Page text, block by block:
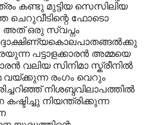
കണ്ടു മുട്ടിയ സെസിലിയ
ചെറുവീടിന്റെ ഫോടൊ
അത് ഒരു സ്വപ്നം
പട്ടാളക്കാരൻ അമ്മയെ
വലിയ സിനിമാ സ്ക്രീനിൽ
രംഗം വെറും
നിശബ്ദവിലാപത്തിൽ
നിയന്ത്രിക്കുന്ന